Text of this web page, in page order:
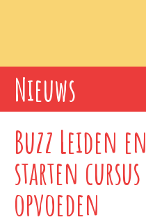
Nieuws
Buzz Leiden
starten cursus
opvoeden